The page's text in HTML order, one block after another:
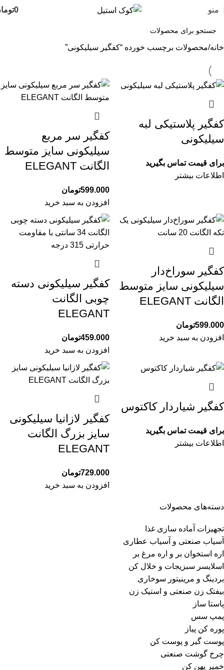
منو 0
دسته‌های محصولات
تجهیزات آماده سازی غذا
آسیاب صنعتی و آسیاب عطاری
اره استخوان بر و اره مرغ بر
اسلایسر سبزیجات و خلال کن
بردینگ و مرینیتور سوخاری
بیفتک زن صنعتی و استیک زن
پاستا ساز
پمپ سس
پوره کن پیاز
پوست گیر و پوست کن
چرخ گوشت صنعتی
خمیر پهن کن
خانه محصولات برچسب خورده “کفگیر سیلیکونی”
کفگیر پلاستیکی لبه
سیلیکونی
برای قیمت تماس بگیرید
اطلاعات بیشتر
کفگیر سر مربع
سیلیکونی سایز متوسط
الگانت ELEGANT
599.000تومان
افزودن به سبد خرید
کفگیر سوراخ‌دار
سیلیکونی سایز متوسط
الگانت ELEGANT
599.000تومان
افزودن به سبد خرید
کفگیر سیلیکونی دسته
چوبی الگانت
ELEGANT
459.000تومان
افزودن به سبد خرید
کفگیر شیاردار کاکتوس
برای قیمت تماس بگیرید
اطلاعات بیشتر
کفگیر لازانیا سیلیکونی
سایز بزرگ الگانت
ELEGANT
729.000تومان
افزودن به سبد خرید